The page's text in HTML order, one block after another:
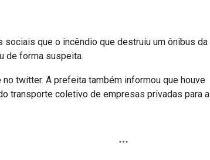
que o incêndio que destruiu um ônibus da
de forma suspeita.
no twitter. A prefeita também informou que houve
transporte coletivo de empresas privadas para a